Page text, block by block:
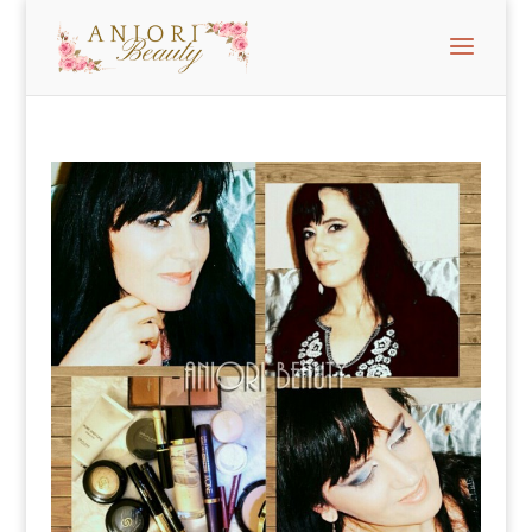
GiordaniGold Marbleised smink tipp – G G
Marbleised szemhéjárnyalókkal
A GiordaniGold Marbleised smink
elkészítésére a GG Marbleised
szemhéjárnyalók gyönyörű szép színei
inspiráltak. Szemhéjárnyalóból a33480Blue
Irridescence és a33479Beige Collection
selyemfényű szemhéjpúdereket